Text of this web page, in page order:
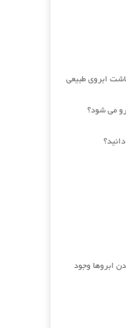
ابروی طبیعی
می شود؟
ابروها وجود